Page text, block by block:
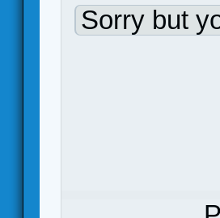
Sorry but